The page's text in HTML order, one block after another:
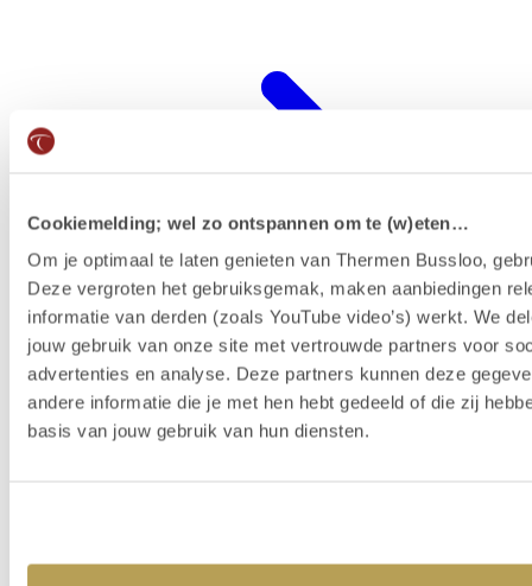
Cookiemelding; wel zo ontspannen om te (w)eten…
Om je optimaal te laten genieten van Thermen Bussloo,
Deze vergroten het gebruiksgemak, maken aanbiedingen
informatie van derden (zoals YouTube video’s) werkt. We
jouw gebruik van onze site met vertrouwde partners voor
advertenties en analyse. Deze partners kunnen deze
andere informatie die je met hen hebt gedeeld of die zij
basis van jouw gebruik van hun diensten.
Wellness-Resort